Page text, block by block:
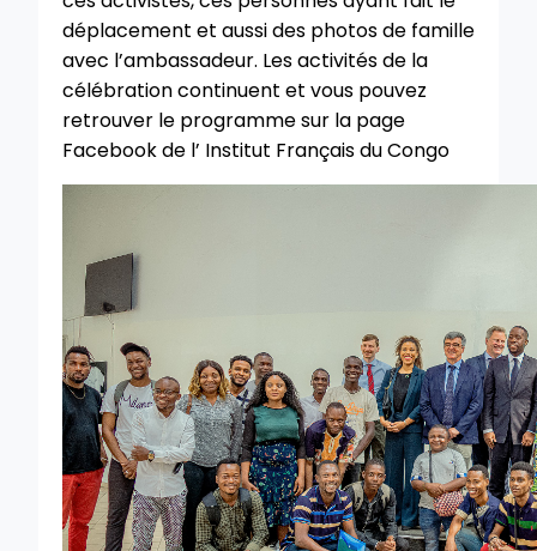
déplacement et aussi des photos de famille
avec l’ambassadeur. Les activités de la
célébration continuent et vous pouvez
retrouver le programme sur la page
Facebook de l’ Institut Français du Congo